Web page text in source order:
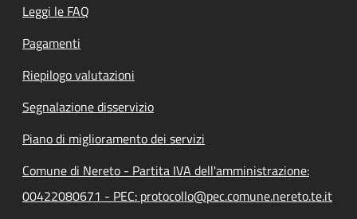
Leggi le FAQ
Pagamenti
Riepilogo valutazioni
Segnalazione disservizio
Piano di miglioramento dei servizi
Comune di Nereto - Partita IVA dell'amministrazione:
00422080671 - PEC: protocollo@pec.comune.nereto.te.it